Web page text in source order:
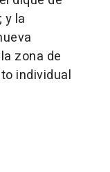
y la
zona de
individual